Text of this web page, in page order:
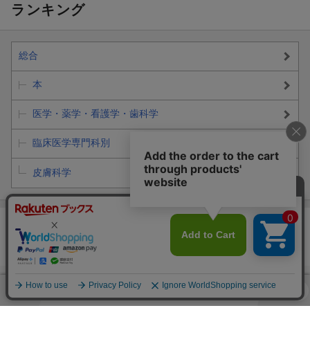
ランキング
総合
本
医学・薬学・看護学・歯科学
臨床医学専門科別
皮膚科学